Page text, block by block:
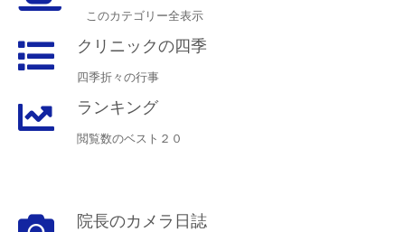
このカテゴリー全表示
クリニックの四季
四季折々の行事
ランキング
閲覧数のベスト２０
院長のカメラ日誌